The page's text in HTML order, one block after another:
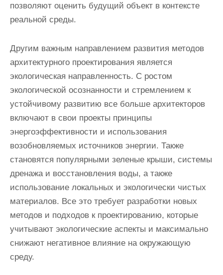
позволяют оценить будущий объект в контексте
реальной среды.
Другим важным направлением развития методов
архитектурного проектирования является
экологическая направленность. С ростом
экологической осознанности и стремлением к
устойчивому развитию все больше архитекторов
включают в свои проекты принципы
энергоэффективности и использования
возобновляемых источников энергии. Также
становятся популярными зеленые крыши, системы
дренажа и восстановления воды, а также
использование локальных и экологически чистых
материалов. Все это требует разработки новых
методов и подходов к проектированию, которые
учитывают экологические аспекты и максимально
снижают негативное влияние на окружающую
среду.